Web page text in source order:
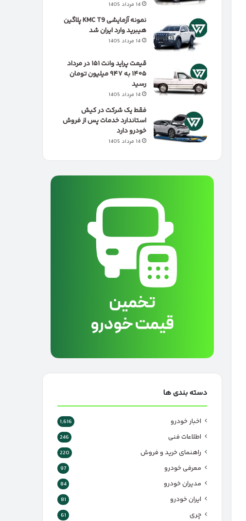
14 مرداد 1405
نمونه آزمایشی KMC T9 پلاگین
هیبرید وارد ایران شد
14 مرداد 1405
قیمت پراید وانت ۱۵۱ در مرداد
۱۴۰۵ به ۹۴۷ میلیون تومان
رسید
14 مرداد 1405
فقط یک شرکت در کیش
استاندارد خدمات پس از فروش
خودرو دارد
14 مرداد 1405
دسته بندی ها
اخبار خودرو 1,616
اطلاعات فنی 246
راهنمای خرید و فروش 220
معرفی خودرو 97
مدیران خودرو 84
ایران خودرو 81
چری 61